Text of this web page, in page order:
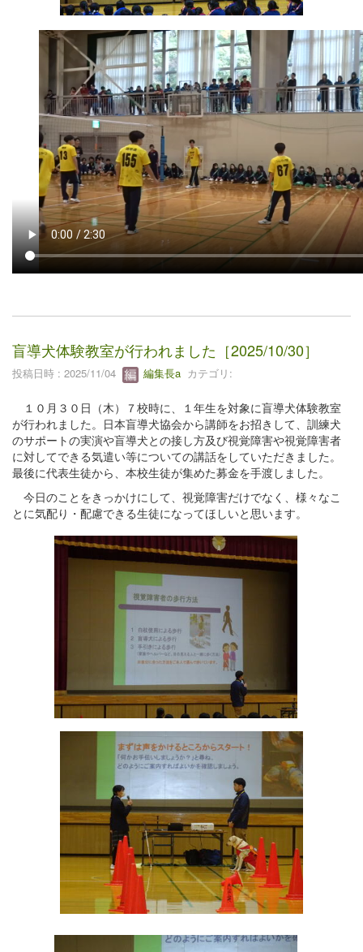
盲導犬体験教室が行われました［2025/10/30］
投稿日時 : 2025/11/04 編集長a カテゴリ:
１０月３０日（木）７校時に、１年生を対象に盲導犬体験教室
が行われました。日本盲導犬協会から講師をお招きして、訓練犬
のサポートの実演や盲導犬との接し方及び視覚障害や視覚障害者
に対してできる気遣い等についての講話をしていただきました。
最後に代表生徒から、本校生徒が集めた募金を手渡しました。
今日のことをきっかけにして、視覚障害だけでなく、様々なこ
とに気配り・配慮できる生徒になってほしいと思います。